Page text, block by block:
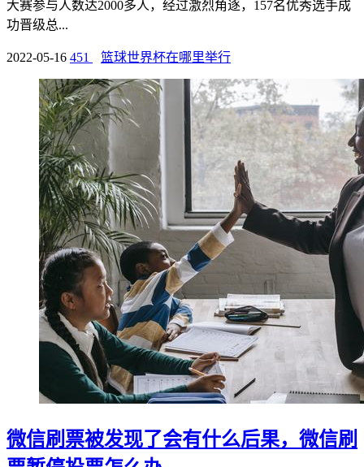
大赛参与人数达2000多人，经过激烈角逐，157名优秀选手成
功晋级总...
2022-05-16 451 篮球世界杯在哪里举行
微信刷票被发现了会有什么后果，微信刷